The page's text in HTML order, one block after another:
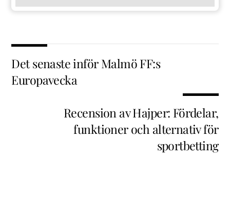
Det senaste inför Malmö FF:s
Europavecka
Recension av Hajper: Fördelar,
funktioner och alternativ för
sportbetting